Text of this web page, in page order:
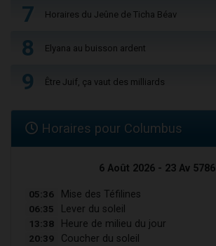
7 Horaires du Jeûne de Ticha Béav
8 Elyana au buisson ardent
9 Être Juif, ça vaut des milliards
Horaires pour Columbus
6 Août 2026 - 23 Av 5786
05:36 Mise des Téfilines
06:35 Lever du soleil
13:38 Heure de milieu du jour
20:39 Coucher du soleil